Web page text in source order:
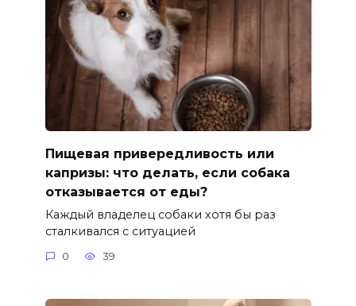
Пищевая привередливость или
капризы: что делать, если собака
отказывается от еды?
Каждый владелец собаки хотя бы раз
сталкивался с ситуацией
0 39